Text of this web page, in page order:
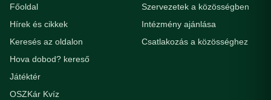
Főoldal
Hírek és cikkek
Keresés az oldalon
Hova dobod? kereső
Játéktér
OSZKár Kvíz
Szervezetek a közösségben
Intézmény ajánlása
Csatlakozás a közösséghez